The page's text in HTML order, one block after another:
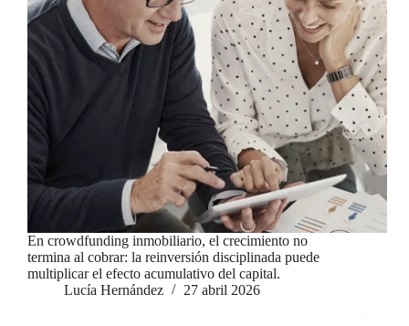
En crowdfunding inmobiliario, el crecimiento no
termina al cobrar: la reinversión disciplinada puede
multiplicar el efecto acumulativo del capital.
Lucía Hernández
27 abril 2026